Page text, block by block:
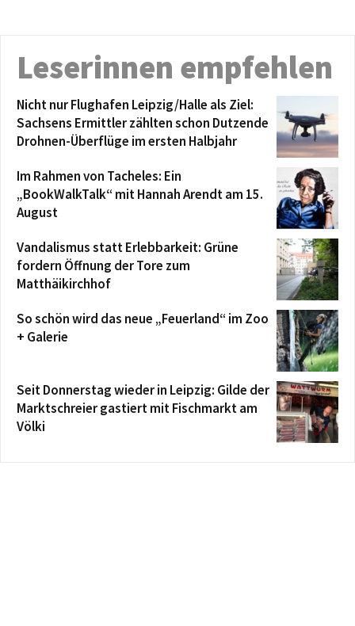
Leserinnen empfehlen
Nicht nur Flughafen Leipzig/Halle als Ziel:
Sachsens Ermittler zählten schon Dutzende
Drohnen-Überflüge im ersten Halbjahr
Im Rahmen von Tacheles: Ein
„BookWalkTalk“ mit Hannah Arendt am 15.
August
Vandalismus statt Erlebbarkeit: Grüne
fordern Öffnung der Tore zum
Matthäikirchhof
So schön wird das neue „Feuerland“ im Zoo
+ Galerie
Seit Donnerstag wieder in Leipzig: Gilde der
Marktschreier gastiert mit Fischmarkt am
Völki